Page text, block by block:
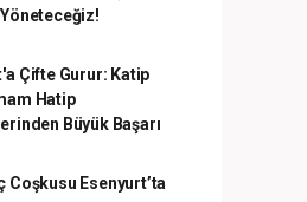
Yöneteceğiz!
Çifte Gurur: Katip
Hatip
Büyük Başarı
Coşkusu Esenyurt’ta